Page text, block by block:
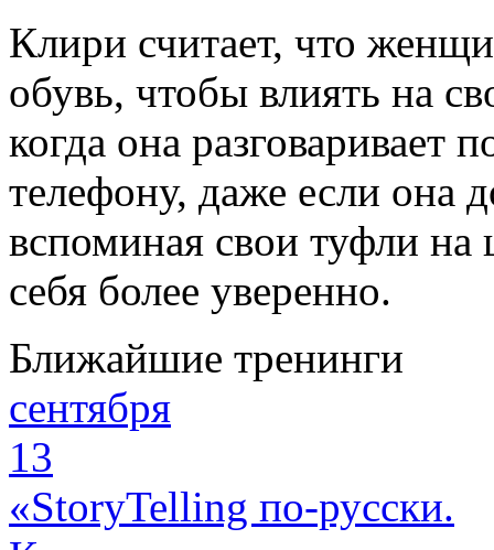
Клири считает, что
обувь, чтобы влиять на
когда она разговаривает
телефону, даже если она
вспоминая свои туфли
себя более уверенно.
Ближайшие тренинги
сентября
13
«StoryTelling по-русски.